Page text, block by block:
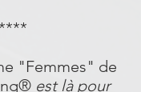
****
"Femmes" de
est là pour